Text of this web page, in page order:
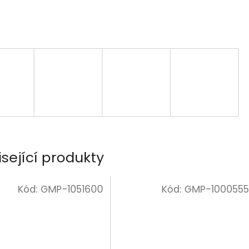
produkty
Kód: GMP-1051600 Kód: GMP-1000555